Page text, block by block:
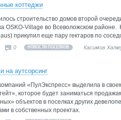
коттеджи
строительство домов второй
OSKO-Village во Всеволожском
прикупил еще пару гектаров по
0 НОВОСТИ ПОСЕЛКОВ Касимов
на аутсорсинг
«ПулЭкспресс» выделила в
которое будет заниматься
объектов в поселках других
в собственных проектах.